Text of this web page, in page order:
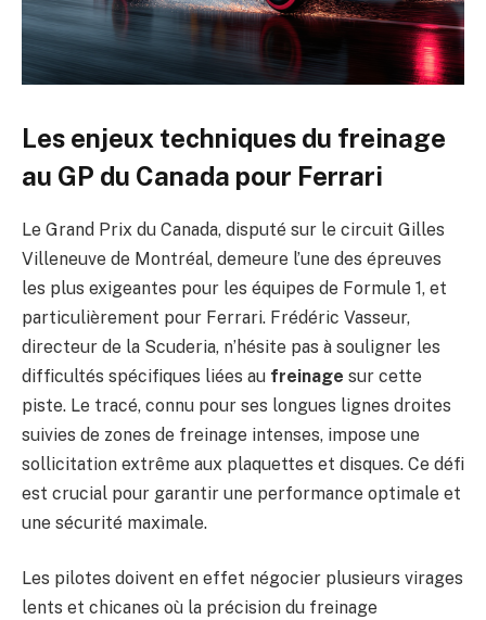
Les enjeux techniques du freinage
au GP du Canada pour Ferrari
Le Grand Prix du Canada, disputé sur le circuit Gilles
Villeneuve de Montréal, demeure l’une des épreuves
les plus exigeantes pour les équipes de Formule 1, et
particulièrement pour Ferrari. Frédéric Vasseur,
directeur de la Scuderia, n’hésite pas à souligner les
difficultés spécifiques liées au freinage sur cette
piste. Le tracé, connu pour ses longues lignes droites
suivies de zones de freinage intenses, impose une
sollicitation extrême aux plaquettes et disques. Ce défi
est crucial pour garantir une performance optimale et
une sécurité maximale.
Les pilotes doivent en effet négocier plusieurs virages
lents et chicanes où la précision du freinage